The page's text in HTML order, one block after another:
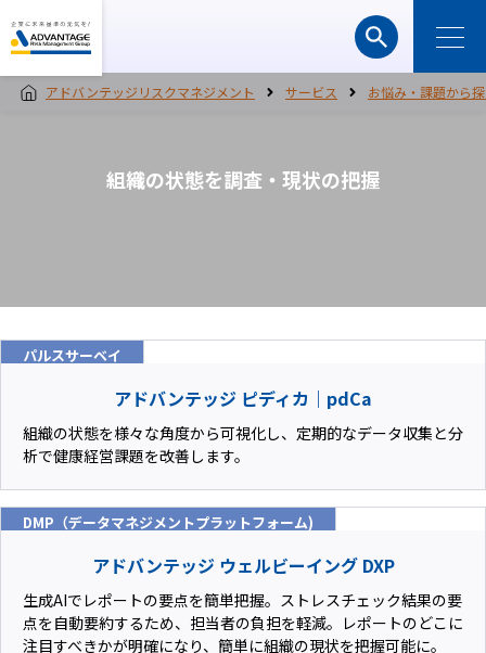
アドバンテッジリスクマネジメント サービス お悩み・課題から
組織の状態を調査・現状の把握
パルスサーベイ
アドバンテッジ ピディカ｜pdCa
組織の状態を様々な角度から可視化し、定期的なデータ収集と分
析で健康経営課題を改善します。
DMP（データマネジメントプラットフォーム)
アドバンテッジ ウェルビーイング DXP
生成AIでレポートの要点を簡単把握。ストレスチェック結果の要
点を自動要約するため、担当者の負担を軽減。レポートのどこに
注目すべきかが明確になり、簡単に組織の現状を把握可能に。